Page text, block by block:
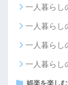
一人暮らし
一人暮らし
一人暮らし
一人暮らし
娯楽を楽しむ